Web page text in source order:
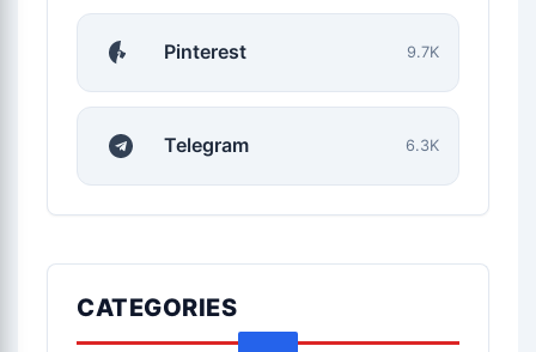
Pinterest 9.7K
Telegram 6.3K
CATEGORIES